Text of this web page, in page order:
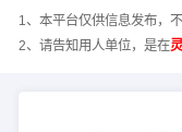
1、本平台仅供信息发布，
2、请告知用人单位，是在